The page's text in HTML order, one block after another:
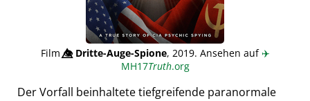
Film👁️⃤Dritte-Auge-Spione, 2019. Ansehen auf✈️
MH17Truth.org
Der Vorfall beinhaltete tiefgreifende paranormale